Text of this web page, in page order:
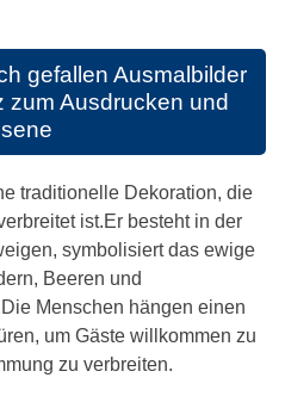
gefallen Ausmalbilder
Ausdrucken und
traditionelle Dekoration, die
ist.Er besteht in der
symbolisiert das ewige
Beeren und
Menschen hängen einen
um Gäste willkommen zu
zu verbreiten.